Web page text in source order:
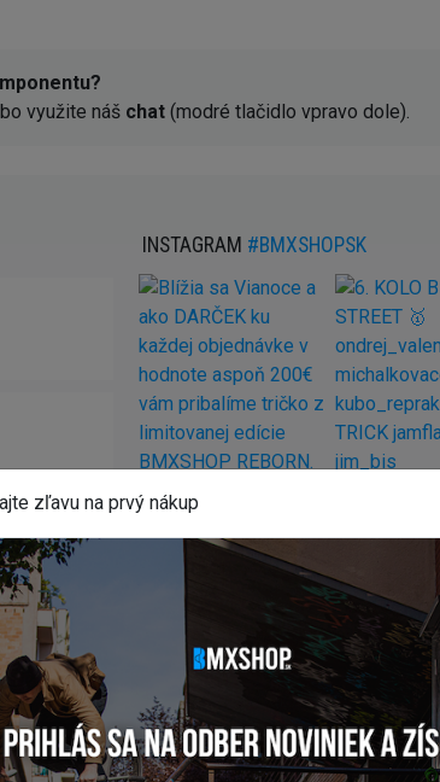
využite náš chat (modré tlačidlo vpravo dole).
INSTAGRAM #BMXSHOPSK
zľavu na prvý nákup